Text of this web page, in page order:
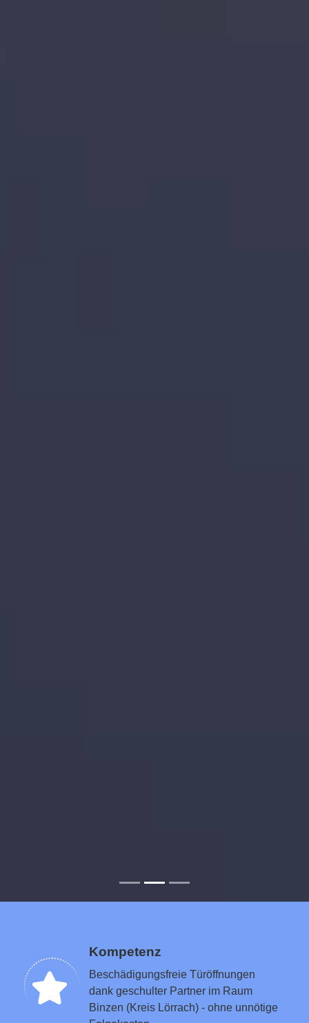
Kompetenz
Beschädigungsfreie Türöffnungen
dank geschulter Partner im Raum
Binzen (Kreis Lörrach) - ohne unnötige